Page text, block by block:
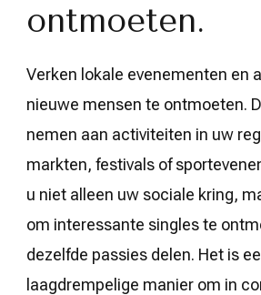
ontmoeten.
Verken lokale evenementen en
nieuwe mensen te ontmoeten.
nemen aan activiteiten in uw
markten, festivals of
u niet alleen uw sociale kring,
om interessante singles te
dezelfde passies delen. Het is
laagdrempelige manier om in